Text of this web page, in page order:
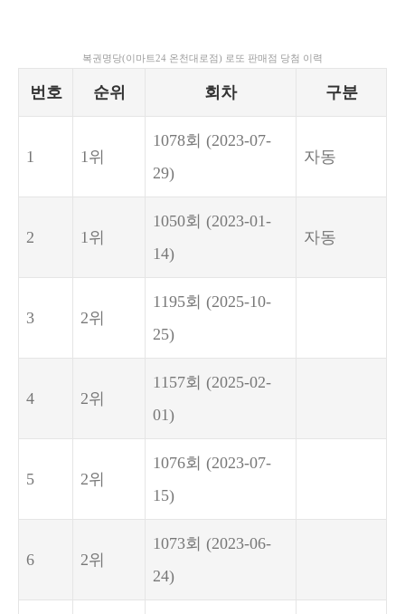
복권명당(이마트24 온천대로점) 로또 판매점 당첨 이력
번호 순위 회차 구분
1 1위
1078회 (2023-07-
29)
자동
2 1위
1050회 (2023-01-
14)
자동
3 2위
1195회 (2025-10-
25)
4 2위
1157회 (2025-02-
01)
5 2위
1076회 (2023-07-
15)
6 2위
1073회 (2023-06-
24)